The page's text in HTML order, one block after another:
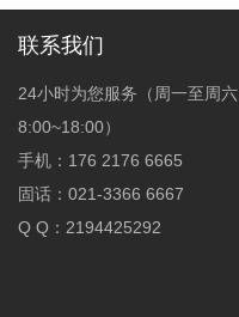
联系我们
24小时为您服务（周一至周六
8:00~18:00）
手机：176 2176 6665
固话：021-3366 6667
Q Q：2194425292